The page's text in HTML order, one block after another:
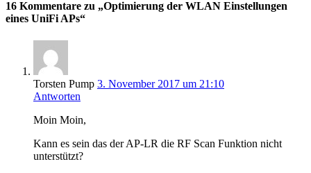
16 Kommentare zu „Optimierung der WLAN Einstellungen
eines UniFi APs“
Torsten Pump 3. November 2017 um 21:10
Antworten
Moin Moin,
Kann es sein das der AP-LR die RF Scan Funktion nicht
unterstützt?